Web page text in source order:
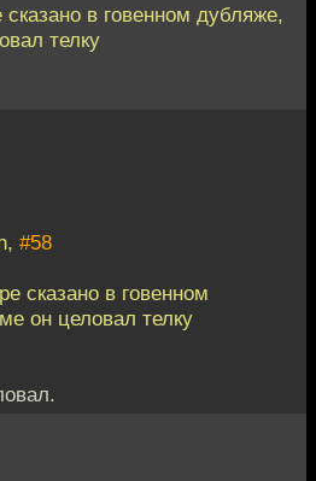
в говенном дубляже,
телку
#58
сказано в говенном
он целовал телку